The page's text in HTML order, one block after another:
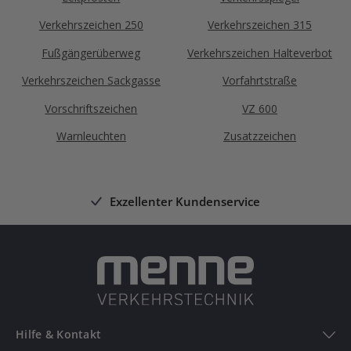
Verkehrszeichen 250
Verkehrszeichen 315
Fußgängerüberweg
Verkehrszeichen Halteverbot
Verkehrszeichen Sackgasse
Vorfahrtstraße
Vorschriftszeichen
VZ 600
Warnleuchten
Zusatzzeichen
Exzellenter Kundenservice
Hilfe & Kontakt